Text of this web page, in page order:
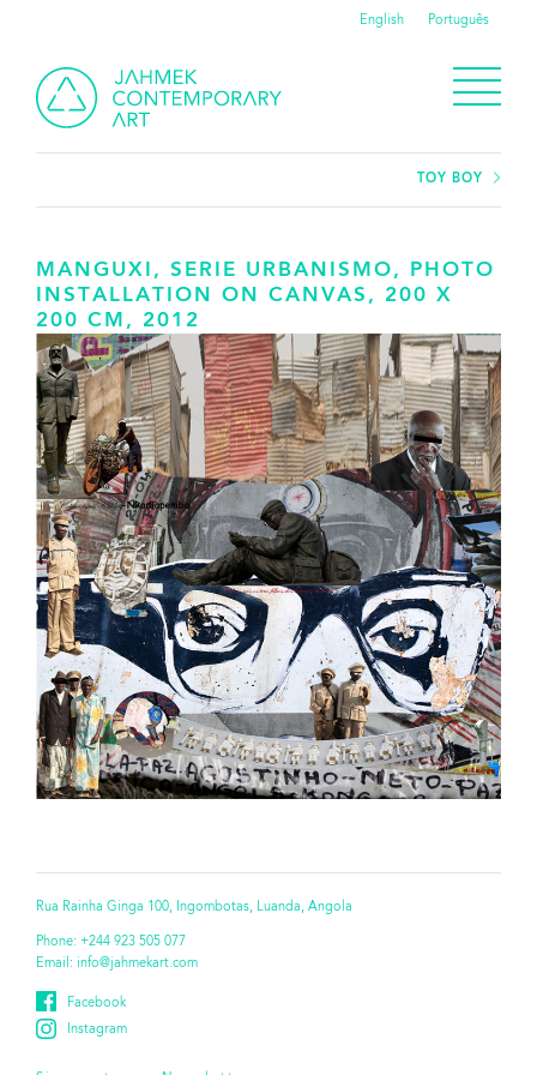
English Português
TOY BOY
MANGUXI, SERIE URBANISMO, PHOTO
INSTALLATION ON CANVAS, 200 X
200 CM, 2012
Rua Rainha Ginga 100, Ingombotas, Luanda, Angola
Phone: +244 923 505 077
Email: info@jahmekart.com
Facebook
Instagram